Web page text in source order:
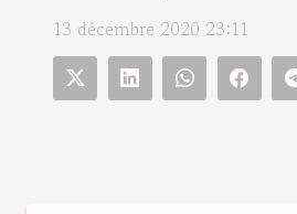
13 décembre 2020 23:11